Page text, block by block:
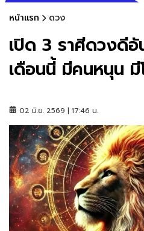
หน้าแรก ดวง
เปิด 3 ราศีดวงดี
เดือนนี้ มีคนหนุน
02 มิ.ย. 2569 | 17:46 น.